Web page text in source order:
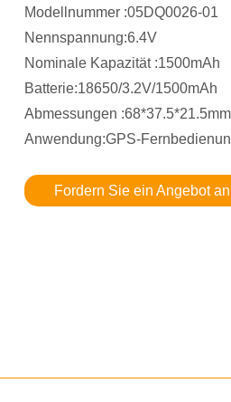
Modellnummer :05DQ0026-01
Nennspannung:6.4V
Nominale Kapazität :1500mAh
Batterie:18650/3.2V/1500mAh
Abmessungen :68*37.5*21.5mm
Anwendung:GPS-
Fordern Sie ein Angebot an